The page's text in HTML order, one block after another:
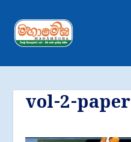
vol-2-paper